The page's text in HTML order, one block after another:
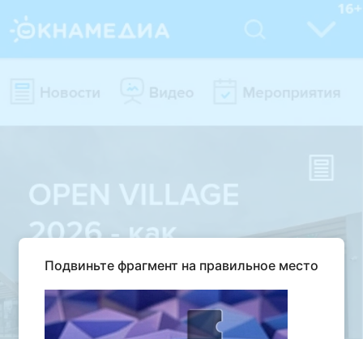
Подвиньте фрагмент на правильное место